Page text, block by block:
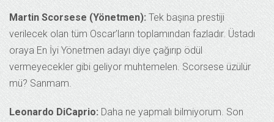
Martin Scorsese (Yönetmen): Tek başına prestiji
verilecek olan tüm Oscar’ların toplamından fazladır. Üstadı
oraya En İyi Yönetmen adayı diye çağırıp ödül
vermeyecekler gibi geliyor muhtemelen. Scorsese üzülür
mü? Sanmam.
Leonardo DiCaprio: Daha ne yapmalı bilmiyorum. Son